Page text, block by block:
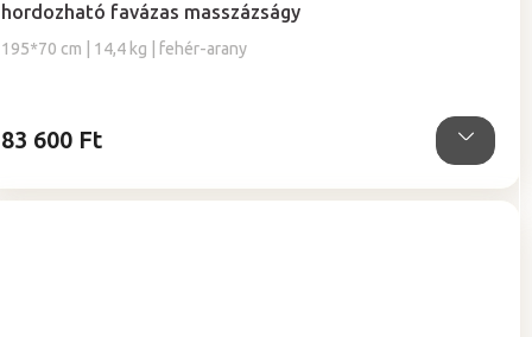
hordozható favázas masszázságy
195*70 cm | 14,4 kg | fehér-arany
83 600 Ft